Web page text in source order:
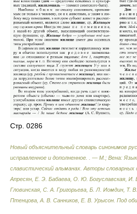
Стр. 0286
Новый объяснительный словарь синонимов
исправленное и дополненное. . — М.; Вена:
славистический альманах.Авторы
Апресян, Е. Э. Бабаева, О. Ю. Богуславская, И.
Гловинская, С. А. Григорьева, Б. Л. Иомдин, Т.
Птенцова, А. В. Санников, Е. В. Урысон. Под